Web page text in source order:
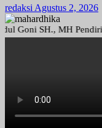
redaksi Agustus 2, 2026
Goni SH., MH Pendiri :